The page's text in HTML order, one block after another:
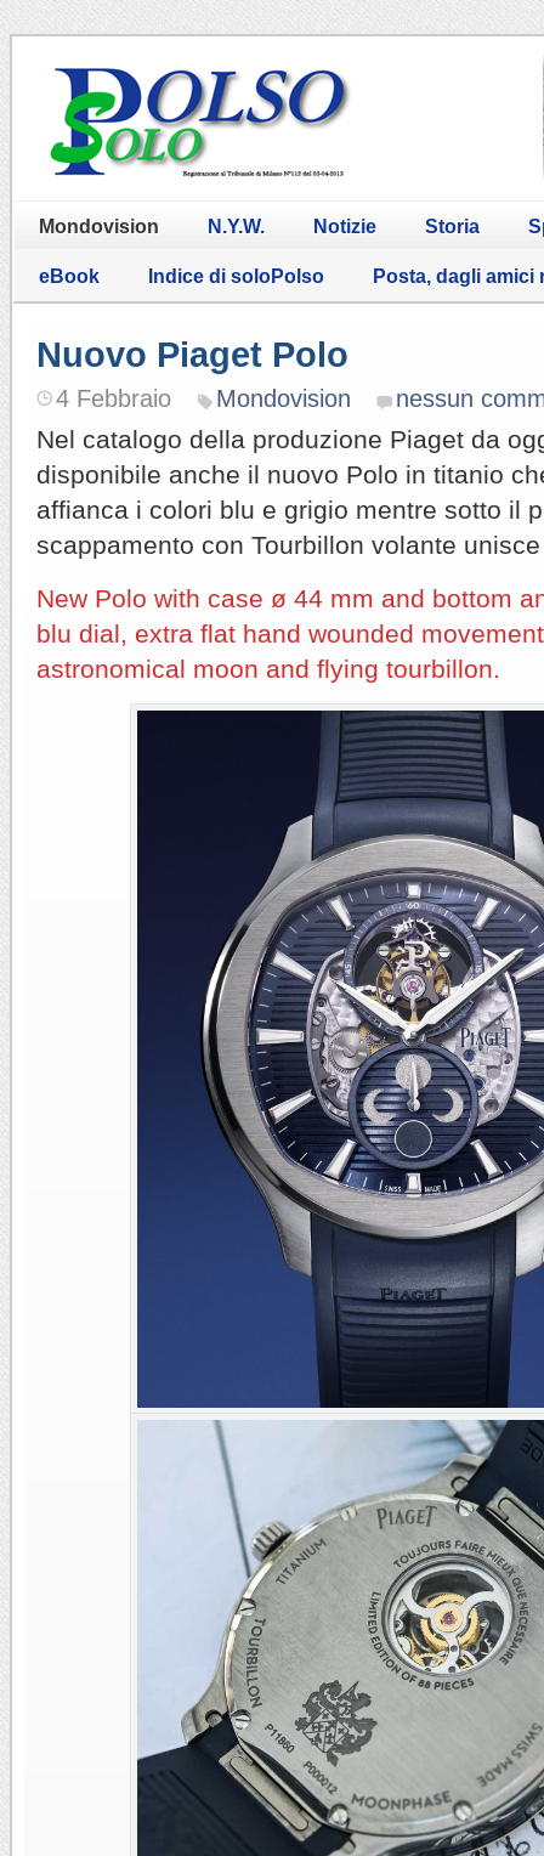
Mondovision N.Y.W. Notizie Storia
eBook Indice di soloPolso Posta, dagli amici
Nuovo Piaget Polo
4 Febbraio Mondovision nessun
Nel catalogo della produzione Piaget da
disponibile anche il nuovo Polo in titanio
affianca i colori blu e grigio mentre sotto il
scappamento con Tourbillon volante
New Polo with case ø 44 mm and bottom
blu dial, extra flat hand wounded
astronomical moon and flying tourbillon.